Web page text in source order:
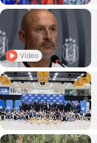
Video